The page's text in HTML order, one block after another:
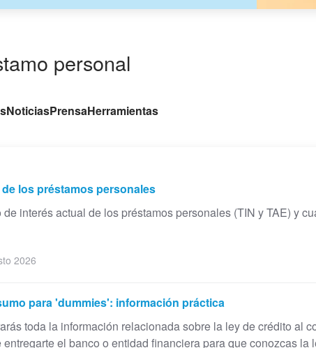
personal
NoticiasPrensaHerramientas
los préstamos personales
interés actual de los préstamos personales (TIN y TAE) y
2026
para 'dummies': información práctica
toda la información relacionada sobre la ley de crédito al
el banco o entidad financiera para que conozcas la